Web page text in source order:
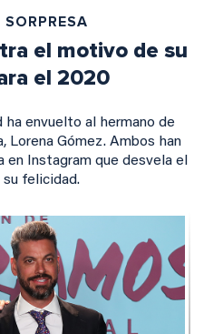
el motivo de su
el 2020
ha envuelto al hermano de
Lorena Gómez. Ambos han
Instagram que desvela el
su felicidad.